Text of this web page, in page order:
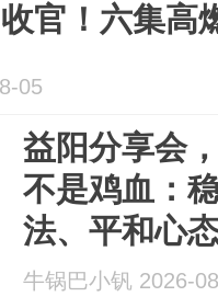
官！六集高
05
益阳分享会
不是鸡血：
法、平和心
牛锅巴小钒 2026-